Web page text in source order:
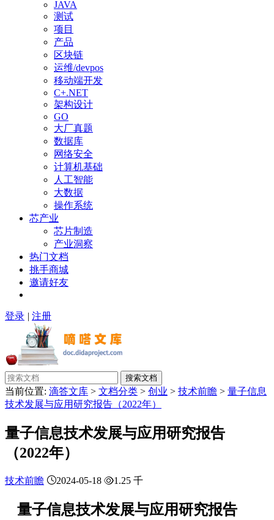
JAVA
测试
项目
产品
区块链
运维/devpos
移动端开发
C+.NET
架构设计
GO
大厂真题
数据库
网络安全
计算机基础
人工智能
大数据
操作系统
芯产业
芯片制造
产业洞察
热门文档
挑手商城
邀请好友
登录 | 注册
搜索文档
当前位置: 滴答文库 > 文档分类 > 创业 > 技术前瞻 > 量子信息
技术发展与应用研究报告（2022年）
量子信息技术发展与应用研究报告
（2022年）
技术前瞻 2024-05-18 1.25 千
量子信息技术发展与应用研究报告